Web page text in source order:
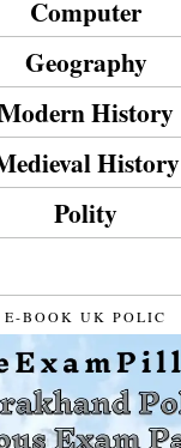
Computer
Geography
History
History
Polity
E-BOOK UK POLIC